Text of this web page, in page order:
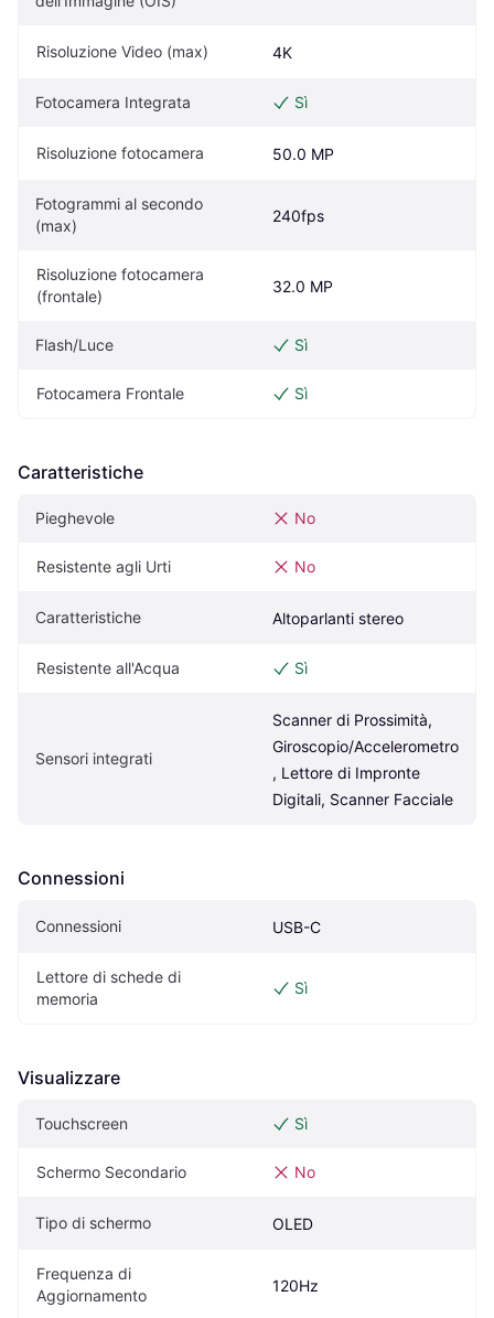
Risoluzione Video (max) 4K
Fotocamera Integrata Sì
Risoluzione fotocamera 50.0 MP
Fotogrammi al secondo
(max)
240fps
Risoluzione fotocamera
(frontale)
32.0 MP
Flash/Luce Sì
Fotocamera Frontale Sì
Caratteristiche
Pieghevole No
Resistente agli Urti No
Caratteristiche Altoparlanti stereo
Resistente all'Acqua Sì
Sensori integrati
Scanner di Prossimità,
Giroscopio/Accelerometro
, Lettore di Impronte
Digitali, Scanner Facciale
Connessioni
Connessioni USB-C
Lettore di schede di
memoria
Sì
Visualizzare
Touchscreen Sì
Schermo Secondario No
Tipo di schermo OLED
Frequenza di
Aggiornamento
120Hz